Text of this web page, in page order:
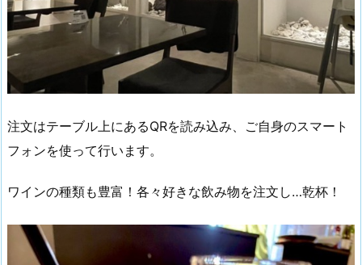
注文はテーブル上にあるQRを読み込み、ご自身のスマート
フォンを使って行います。
ワインの種類も豊富！各々好きな飲み物を注文し…乾杯！